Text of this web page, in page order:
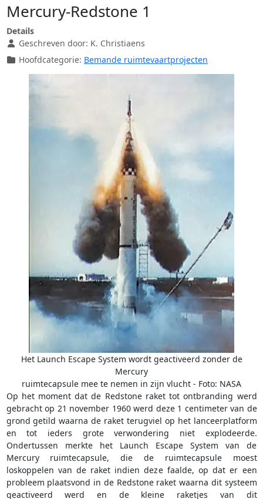
Mercury-Redstone 1
Details
Geschreven door: K. Christiaens
Hoofdcategorie: Bemande ruimtevaartprojecten
Het Launch Escape System wordt geactiveerd zonder de
Mercury
ruimtecapsule mee te nemen in zijn vlucht - Foto: NASA
Op het moment dat de Redstone raket tot ontbranding werd
gebracht op 21 november 1960 werd deze 1 centimeter van de
grond getild waarna de raket terugviel op het lanceerplatform
en tot ieders grote verwondering niet explodeerde.
Ondertussen merkte het Launch Escape System van de
Mercury ruimtecapsule, die de ruimtecapsule moest
loskoppelen van de raket indien deze faalde, op dat er een
probleem plaatsvond in de Redstone raket waarna dit systeem
geactiveerd werd en de kleine raketjes van dit